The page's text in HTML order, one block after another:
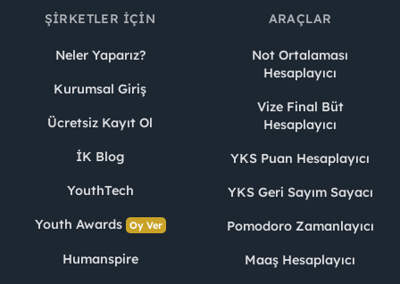
ŞIRKETLER İÇIN
Neler Yaparız?
Kurumsal Giriş
Ücretsiz Kayıt Ol
İK Blog
YouthTech
Youth Awards Oy Ver
Humanspire
ARAÇLAR
Not Ortalaması
Hesaplayıcı
Vize Final Büt
Hesaplayıcı
YKS Puan Hesaplayıcı
YKS Geri Sayım Sayacı
Pomodoro Zamanlayıcı
Maaş Hesaplayıcı